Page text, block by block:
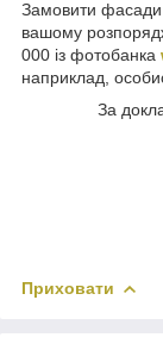
Замовити фасади
вашому
000 із фотобанка
наприклад,
За
Приховати